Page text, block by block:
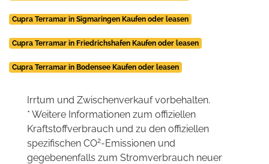
Cupra Terramar in Sigmaringen Kaufen oder leasen
Cupra Terramar in Friedrichshafen Kaufen oder leasen
Cupra Terramar in Bodensee Kaufen oder leasen
Irrtum und Zwischenverkauf vorbehalten.
* Weitere Informationen zum offiziellen
Kraftstoffverbrauch und zu den offiziellen
spezifischen CO2-Emissionen und
gegebenenfalls zum Stromverbrauch neuer